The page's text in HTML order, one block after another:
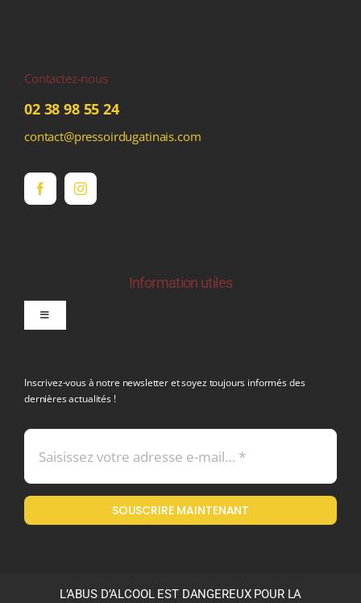
Contactez-nous
02 38 98 55 24
contact@pressoirdugatinais.com
Information utiles
Toggle
Mentions légales
Politique en matière de remboursements et de retours
Inscrivez-vous à notre newsletter et soyez toujours informés des
dernières actualités !
SOUSCRIRE MAINTENANT
L’ABUS D’ALCOOL EST DANGEREUX POUR LA